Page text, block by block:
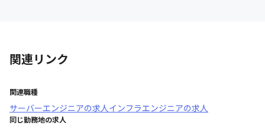
関連リンク
関連職種
サーバーエンジニアの求人インフラエンジニアの求人
同じ勤務地の求人